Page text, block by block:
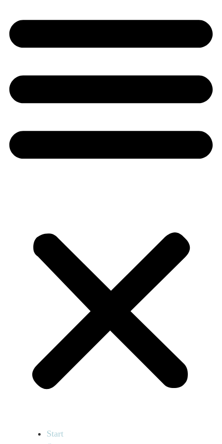
Start